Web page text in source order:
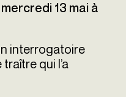
13 mai à
interrogatoire
qui l’a